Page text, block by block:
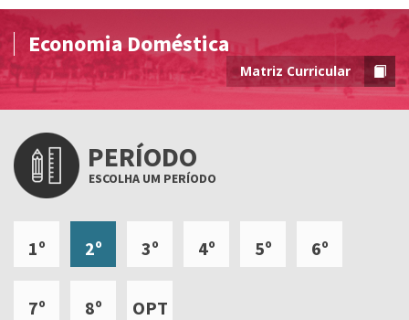
Economia Doméstica
Matriz Curricular
PERÍODO
ESCOLHA UM PERÍODO
1º 2º 3º 4º 5º 6º
7º 8º OPT